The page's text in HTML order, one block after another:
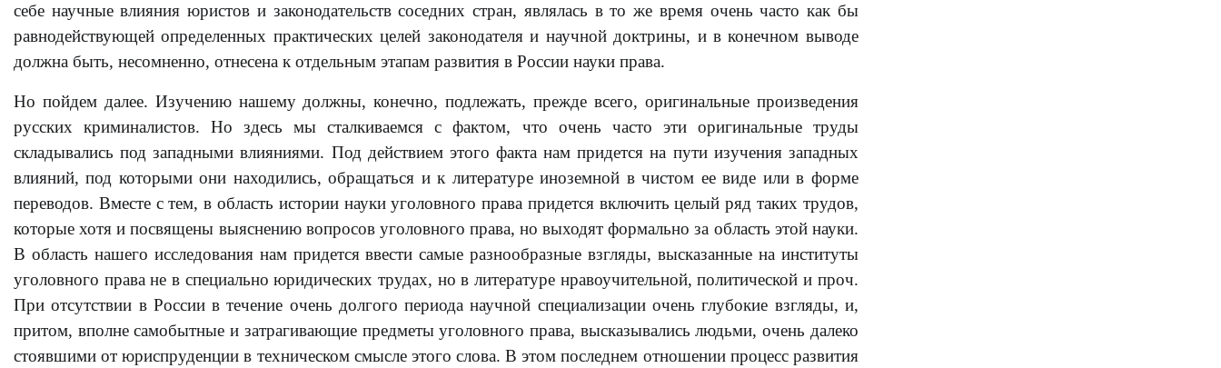
себе научные влияния юристов и законодательств соседних стран, являлась в то же время очень часто как бы
равнодействующей определенных практических целей законодателя и научной доктрины, и в конечном выводе
должна быть, несомненно, отнесена к отдельным этапам развития в России науки права.
Но пойдем далее. Изучению нашему должны, конечно, подлежать, прежде всего, оригинальные произведения
русских криминалистов. Но здесь мы сталкиваемся с фактом, что очень часто эти оригинальные труды
складывались под западными влияниями. Под действием этого факта нам придется на пути изучения западных
влияний, под которыми они находились, обращаться и к литературе иноземной в чистом ее виде или в форме
переводов. Вместе с тем, в область истории науки уголовного права придется включить целый ряд таких трудов,
которые хотя и посвящены выяснению вопросов уголовного права, но выходят формально за область этой науки.
В область нашего исследования нам придется ввести самые разнообразные взгляды, высказанные на институты
уголовного права не в специально юридических трудах, но в литературе нравоучительной, политической и проч.
При отсутствии в России в течение очень долгого периода научной специализации очень глубокие взгляды, и,
притом, вполне самобытные и затрагивающие предметы уголовного права, высказывались людьми, очень далеко
стоявшими от юриспруденции в техническом смысле этого слова. В этом последнем отношении процесс развития